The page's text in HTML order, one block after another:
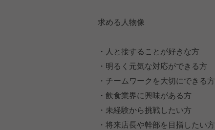
求める人物像
・人と接することが好きな方
・明るく元気な対応ができる方
・チームワークを大切にできる方
・飲食業界に興味がある方
・未経験から挑戦したい方
・将来店長や幹部を目指したい方